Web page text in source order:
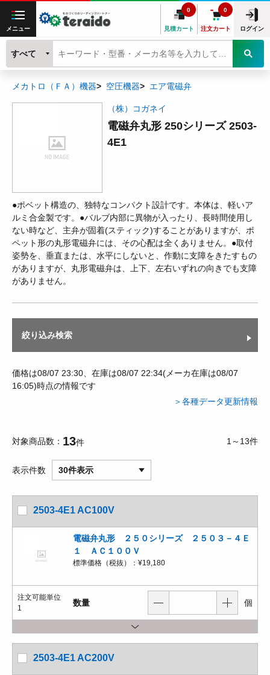
メニュー 見積カート
0
注文カート
0
ログイン
すべて
メカトロ（ＦＡ）機器 空圧機器 エア電磁弁
（株）コガネイ
電磁弁丸形 250シリーズ 2503-
4E1
●ポベット構造の、独特なコンパクト設計です。本体は、軽いア
ルミ合金製です。●バルブ内部に異物が入ったり、長時間使用し
ない時など、主弁が固着(スティック)することがありますが、ポ
ペット形の丸形電磁弁には、その心配は全くありません。●取付
姿勢を、垂直または、水平にしないと、作動に支障をきたすもの
がありますが、丸形電磁弁は、上下、左右いずれの向きでも支障
がありません。
絞り込み検索
価格は08/07 23:30、在庫は08/07 22:34(メーカ在庫は08/07
16:05)時点の情報です
＞各種データ更新情報
対象商品数 13件 1～13件
表示件数 30件表示
2503-4E1 AC100V
電磁弁丸形 ２５０シリーズ ２５０３－４Ｅ
１ ＡＣ１００Ｖ
標準価格（税抜）： ¥19,180
注文可能単位
1
数量 個
2503-4E1 AC200V